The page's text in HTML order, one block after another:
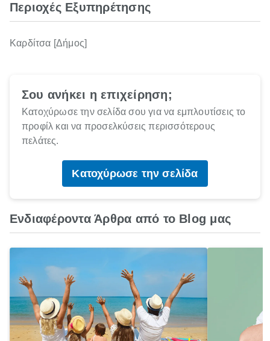
Περιοχές Εξυπηρέτησης
Καρδίτσα [Δήμος]
Σου ανήκει η επιχείρηση;
Κατοχύρωσε την σελίδα σου για να εμπλουτίσεις το
προφίλ και να προσελκύσεις περισσότερους
πελάτες.
Κατοχύρωσε την σελίδα
Ενδιαφέροντα Άρθρα από το Blog μας